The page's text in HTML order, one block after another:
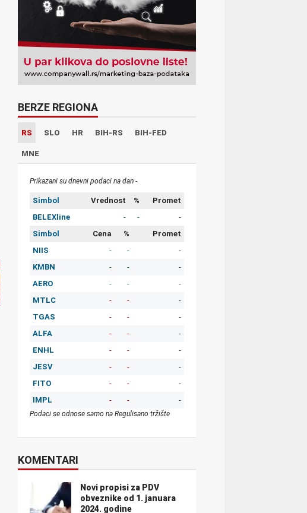
BERZE REGIONA
RS SLO HR BIH-RS BIH-FED
MNE
Prikazani su dnevni podaci na dan -
Simbol Vrednost %
Promet
BELEXline
- -
-
Simbol
Cena %
Promet
NIIS
- -
-
KMBN
- -
-
AERO
- -
-
MTLC
- -
-
TGAS
- -
-
ALFA
- -
-
ENHL
- -
-
JESV
- -
-
FITO
- -
-
IMPL
- - -
Podaci se odnose samo na Regulisano tržište
KOMENTARI
Novi propisi za PDV
obveznike od 1. januara
2024. godine